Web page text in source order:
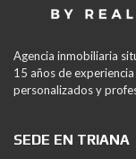
Agencia inmobiliaria
15 años de
personalizados y
SEDE EN TRIANA